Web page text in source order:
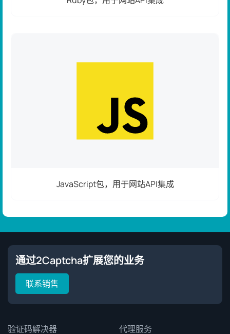
JavaScript包，用于网站API集成
通过2Captcha扩展您的业务
联系销售
验证码解决器
代理服务